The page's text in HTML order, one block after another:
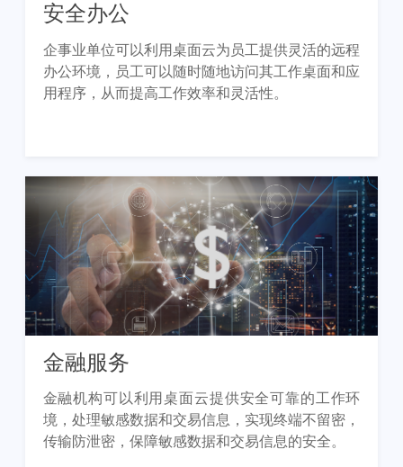
安全办公
企事业单位可以利用桌面云为员工提供灵活的远程
办公环境，员工可以随时随地访问其工作桌面和应
用程序，从而提高工作效率和灵活性。
金融服务
金融机构可以利用桌面云提供安全可靠的工作环
境，处理敏感数据和交易信息，实现终端不留密，
传输防泄密，保障敏感数据和交易信息的安全。